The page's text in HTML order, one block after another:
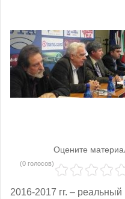
Оцените
(0 голосов)
2016-2017 гг. –